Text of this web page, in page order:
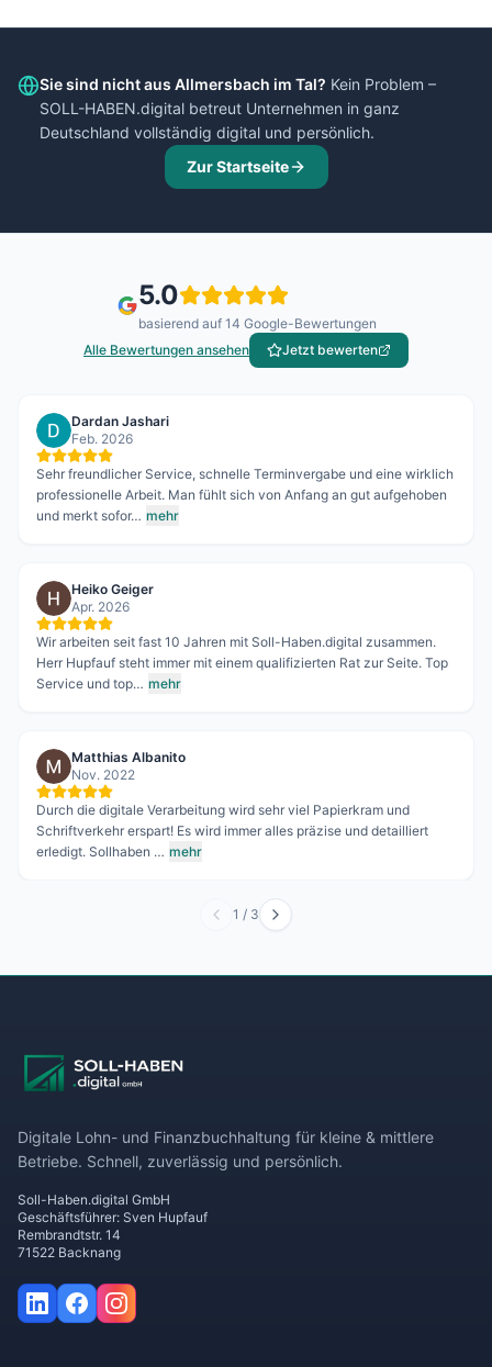
Sie sind nicht aus Allmersbach im Tal? Kein Problem –
SOLL-HABEN.digital betreut Unternehmen in ganz
Deutschland vollständig digital und persönlich.
Zur Startseite
5.0
basierend auf 14 Google-Bewertungen
Alle Bewertungen ansehen
Jetzt bewerten
Dardan Jashari
Feb. 2026
Sehr freundlicher Service, schnelle Terminvergabe und eine wirklich
professionelle Arbeit. Man fühlt sich von Anfang an gut aufgehoben
und merkt sofor… mehr
Heiko Geiger
Apr. 2026
Wir arbeiten seit fast 10 Jahren mit Soll-Haben.digital zusammen.
Herr Hupfauf steht immer mit einem qualifizierten Rat zur Seite. Top
Service und top… mehr
Matthias Albanito
Nov. 2022
Durch die digitale Verarbeitung wird sehr viel Papierkram und
Schriftverkehr erspart! Es wird immer alles präzise und detailliert
erledigt. Sollhaben … mehr
1 / 3
Digitale Lohn- und Finanzbuchhaltung für kleine & mittlere
Betriebe. Schnell, zuverlässig und persönlich.
Soll-Haben.digital GmbH
Geschäftsführer: Sven Hupfauf
Rembrandtstr. 14
71522 Backnang